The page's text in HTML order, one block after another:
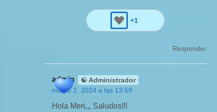
+1
Responder
admin
☯ Administrador
marzo 2, 2024 a las 13:59
Hola Meri,,, Saludos!!!